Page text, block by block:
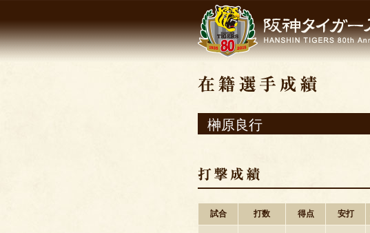
榊原良行
試合 打数 得点 安打